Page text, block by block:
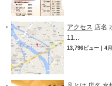
アクセス 店名
11...
13,796ビュー 4